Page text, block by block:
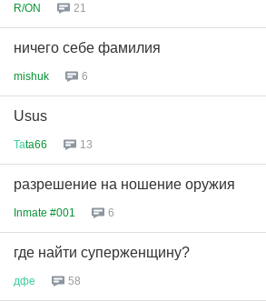
R/ON 21
ничего себе фамилия
mishuk 6
Usus
Таta66 13
разрешение на ношение оружия
Inmate #001 6
где найти суперженщину?
дфе 58